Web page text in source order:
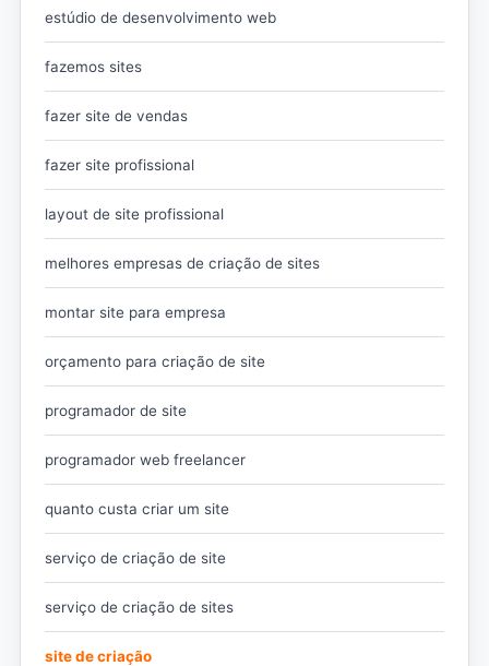
estúdio de desenvolvimento web
fazemos sites
fazer site de vendas
fazer site profissional
layout de site profissional
melhores empresas de criação de sites
montar site para empresa
orçamento para criação de site
programador de site
programador web freelancer
quanto custa criar um site
serviço de criação de site
serviço de criação de sites
site de criação